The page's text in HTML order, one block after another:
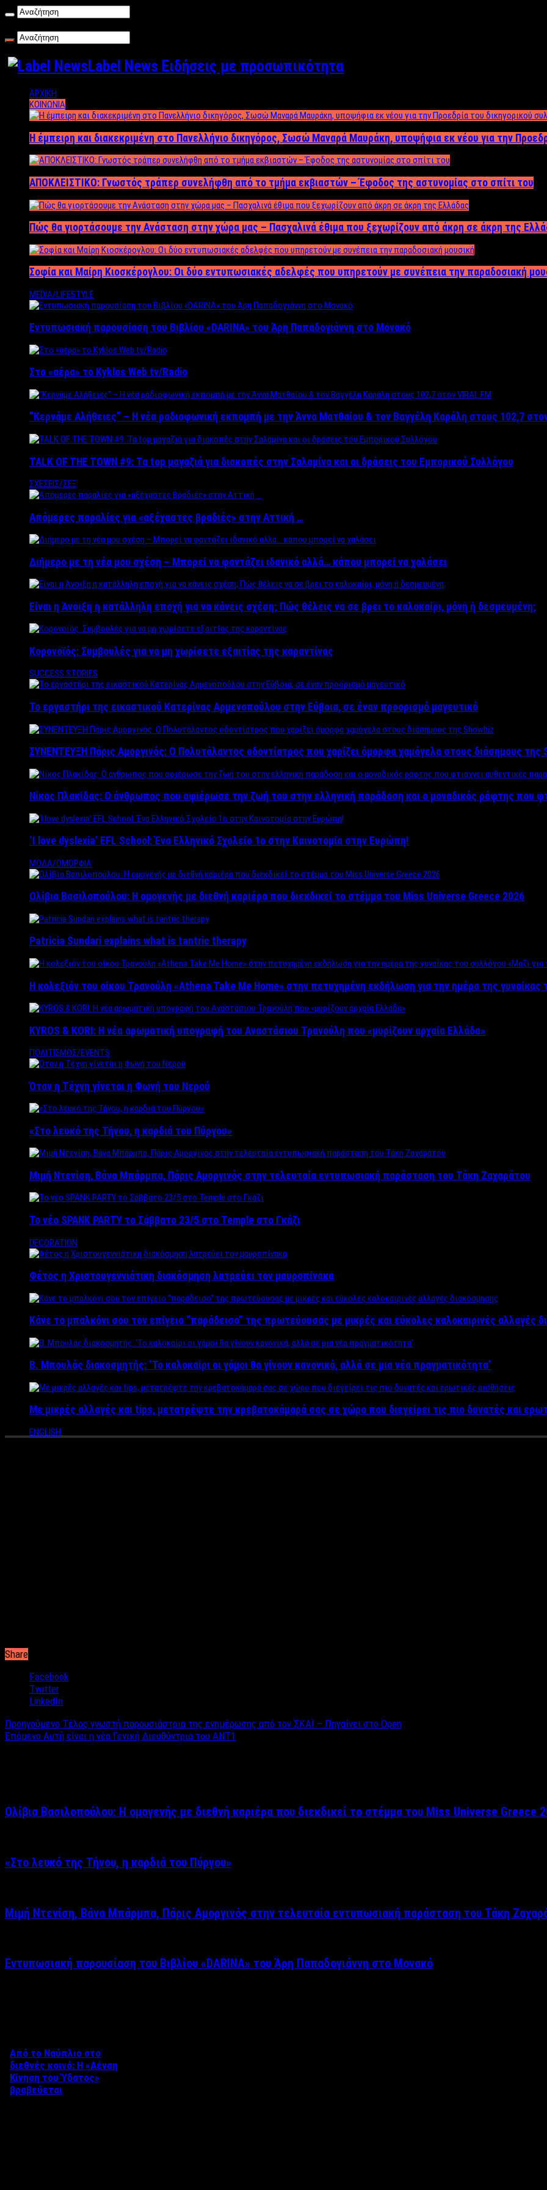
Label News Ειδήσεις με προσωπικότητα
ΑΡΧΙΚΗ
ΚΟΙΝΩΝΙΑ
Η έμπειρη και διακεκριμένη στο Πανελλήνιο δικηγόρος, Σωσώ Μαναρά Μαυράκη, υποψήφια εκ νέου για την
ΑΠΟΚΛΕΙΣΤΙΚΟ: Γνωστός τράπερ συνελήφθη από το τμήμα εκβιαστών – Έφοδος της αστυνομίας στο σπίτι του
Πώς θα γιορτάσουμε την Ανάσταση στην χώρα μας – Πασχαλινά έθιμα που ξεχωρίζουν από άκρη σε άκρη της
Σοφία και Μαίρη Κιοσκέρογλου: Οι δύο εντυπωσιακές αδελφές που υπηρετούν με συνέπεια την παραδοσιακή
MEDIA/LIFESTYLE
Εντυπωσιακή παρουσίαση του Βιβλίου «DARINA» του Άρη Παπαδογιάννη στο Μονακό
Στο «αέρα» το Kyklos Web tv/Radio
“Kερνάμε Αλήθειες” – Η νέα ραδιοφωνική εκπομπή με την Άννα Ματθαίου & τον Βαγγέλη Καράλη στους 102,7
TALK OF THE TOWN #9: Τα top μαγαζιά για διακοπές στην Σαλαμίνα και οι δράσεις του Εμπορικού Συλλόγου
ΣΧΕΣΕΙΣ/ΣΕΞ
Απόμερες παραλίες για «αξέχαστες βραδιές» στην Αττική …
Διήμερο με τη νέα μου σχέση – Μπορεί να φαντάζει ιδανικό αλλά… κάπου μπορεί να χαλάσει
Είναι η Άνοιξη η κατάλληλη εποχή για να κάνεις σχέση; Πώς θέλεις να σε βρει το καλοκαίρι, μόνη ή δεσμευμένη;
Κορονοϊός: Συμβουλές για να μη χωρίσετε εξαιτίας της καραντίνας
SUCCESS STORIES
Το εργαστήρι της εικαστικού Κατερίνας Αρμενοπούλου στην Εύβοια, σε έναν προορισμό μαγευτικό
ΣΥΝΕΝΤΕΥΞΗ Πάρις Αμοργινός: O Πολυτάλαντος οδοντίατρος που χαρίζει όμορφα χαμόγελα στους διάσημους της
Νίκος Πλακίδας: O άνθρωπος που αφιέρωσε την ζωή του στην ελληνική παράδοση και ο μοναδικός ράφτης που
‘Ι love dyslexia’ EFL School: Ένα Ελληνικό Σχολείo 1ο στην Καινοτομία στην Ευρώπη!
ΜΟΔΑ/ΟΜΟΡΦΙΑ
Ολίβια Βασιλοπούλου: Η ομογενής με διεθνή καριέρα που διεκδικεί το στέμμα του Miss Universe Greece 2026
Patricia Sundari explains what is tantric therapy
Η κολεξιόν του οίκου Τρανούλη «Athena Take Me Home» στην πετυχημένη εκδήλωση για την ημέρα της γυναίκας
KYROS & KORI: Η νέα αρωματική υπογραφή του Αναστάσιου Τρανούλη που «μυρίζουν αρχαία Ελλάδα»
ΠΟΛΙΤΙΣΜΟΣ/EVENTS
Όταν η Τέχνη γίνεται η Φωνή του Νερού
«Στο λευκό της Τήνου, η καρδιά του Πύργου»
Μιμή Ντενίση, Βάνα Μπάρμπα, Πάρις Αμοργινός στην τελευταία εντυπωσιακή παράσταση του Τάκη Ζαχαράτου
Το νέο SPANK PARTY το Σάββατο 23/5 στο Temple στο Γκάζι
DECORATION
Φέτος η Χριστουγεννιάτικη διακόσμηση λατρεύει τον μαυροπίνακα
Κάνε το μπαλκόνι σου τον επίγειο “παράδεισο” της πρωτεύουσας με μικρές και εύκολες καλοκαιρινές αλλαγές
Β. Μπουλάς διακοσμητής: ‘Το καλοκαίρι οι γάμοι θα γίνουν κανονικά, αλλά σε μια νέα πραγματικότητα’
Με μικρές αλλαγές και tips, μετατρέψτε την κρεβατοκάμαρά σας σε χώρο που διεγείρει τις πιο δυνατές και
ENGLISH
Share
Facebook
Twitter
LinkedIn
Προηγούμενο Τέλος γνωστή παρουσιάστρια της ενημέρωσης από τον ΣΚΑΪ – Πηγαίνει στο Open
Επόμενο Αυτή είναι η νέα Γενική Διευθύντρια του ΑΝΤ1
Ολίβια Βασιλοπούλου: Η ομογενής με διεθνή καριέρα που διεκδικεί το στέμμα του Miss Universe Greece
«Στο λευκό της Τήνου, η καρδιά του Πύργου»
Μιμή Ντενίση, Βάνα Μπάρμπα, Πάρις Αμοργινός στην τελευταία εντυπωσιακή παράσταση του Τάκη
Εντυπωσιακή παρουσίαση του Βιβλίου «DARINA» του Άρη Παπαδογιάννη στο Μονακό
Από το Ναύπλιο στο
διεθνές κοινό: Η «Αέναη
Κίνηση του Ύδατος»
βραβεύεται